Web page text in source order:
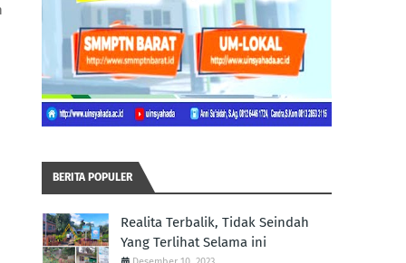
BERITA POPULER
Realita Terbalik, Tidak Seindah
Yang Terlihat Selama ini